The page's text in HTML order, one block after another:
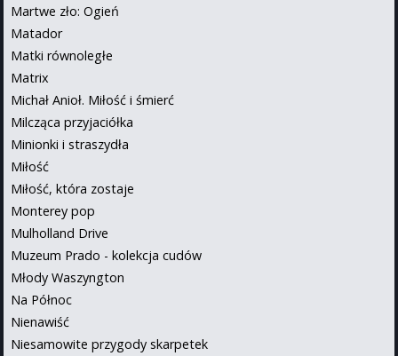
Martwe zło: Ogień
Matador
Matki równoległe
Matrix
Michał Anioł. Miłość i śmierć
Milcząca przyjaciółka
Minionki i straszydła
Miłość
Miłość, która zostaje
Monterey pop
Mulholland Drive
Muzeum Prado - kolekcja cudów
Młody Waszyngton
Na Północ
Nienawiść
Niesamowite przygody skarpetek